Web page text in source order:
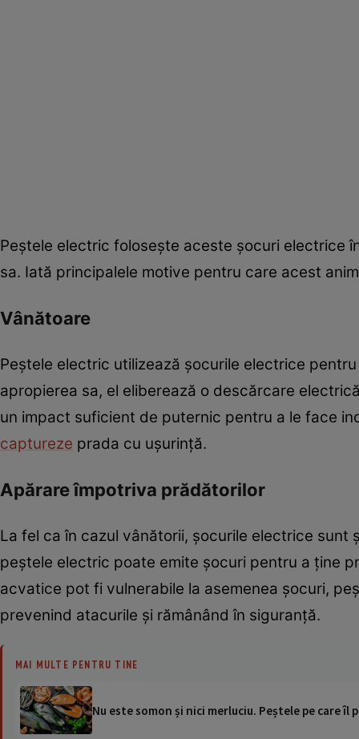
Peștele electric folosește aceste șocuri electrice
sa. Iată principalele motive pentru care acest
Vânătoare
Peștele electric utilizează șocurile electrice
apropierea sa, el eliberează o descărcare
un impact suficient de puternic pentru a le face
captureze prada cu ușurință.
Apărare împotriva prădătorilor
La fel ca în cazul vânătorii, șocurile electrice
peștele electric poate emite șocuri pentru a ține
acvatice pot fi vulnerabile la asemenea șocuri,
prevenind atacurile și rămânând în siguranță.
MAI MULTE PENTRU TINE
Nu este somon și nici merluciu. Peștele pe care